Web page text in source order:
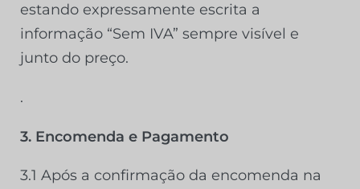
estando expressamente escrita a
informação “Sem IVA” sempre visível e
junto do preço.
.
3. Encomenda e Pagamento
3.1 Após a confirmação da encomenda na